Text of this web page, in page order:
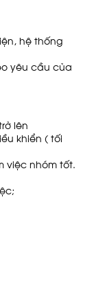
hệ thống
yêu cầu của
lên
khiển ( tối
việc nhóm tốt.